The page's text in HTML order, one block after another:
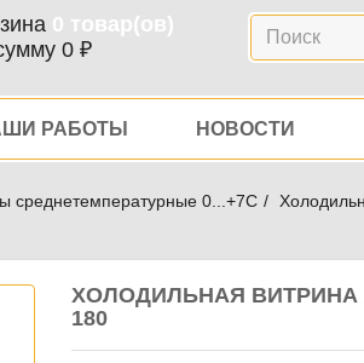
0 товар(ов)
0 ₽
Поиск
РАБОТЫ НОВОСТИ
среднетемпературные 0...+7C
ХОЛОДИЛЬНАЯ ВИТРИНА
180